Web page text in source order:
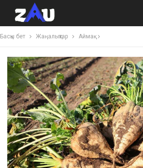
Басқы бет Жаңалықтар Аймақ